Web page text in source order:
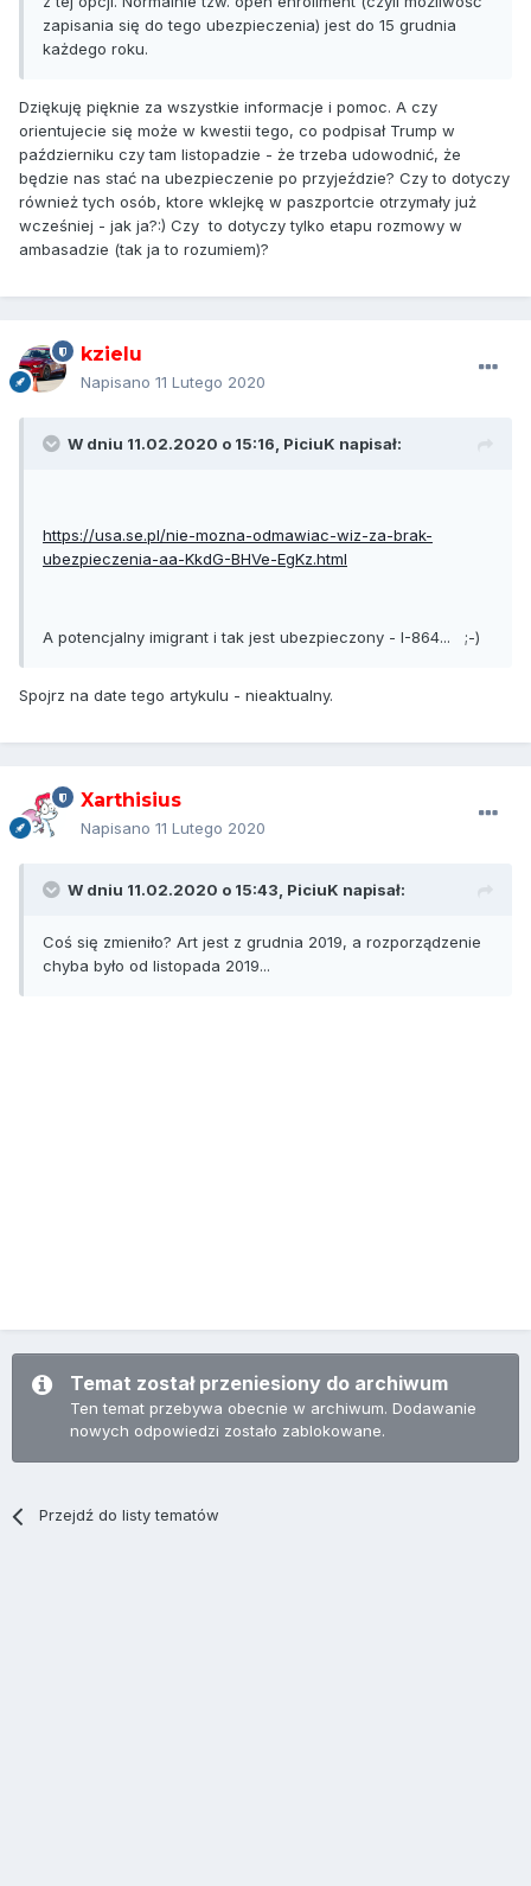
zapisania się do tego ubezpieczenia) jest do 15 grudnia
każdego roku.
Dziękuję pięknie za wszystkie informacje i pomoc. A czy
orientujecie się może w kwestii tego, co podpisał Trump w
październiku czy tam listopadzie - że trzeba udowodnić, że
będzie nas stać na ubezpieczenie po przyjeździe? Czy to dotyczy
również tych osób, ktore wklejkę w paszportcie otrzymały już
wcześniej - jak ja?:) Czy to dotyczy tylko etapu rozmowy w
ambasadzie (tak ja to rozumiem)?
kzielu
Napisano 11 Lutego 2020
W dniu 11.02.2020 o 15:16, PiciuK napisał:
https://usa.se.pl/nie-mozna-odmawiac-wiz-za-brak-
ubezpieczenia-aa-KkdG-BHVe-EgKz.html
A potencjalny imigrant i tak jest ubezpieczony - I-864... ;-)
Spojrz na date tego artykulu - nieaktualny.
Xarthisius
Napisano 11 Lutego 2020
W dniu 11.02.2020 o 15:43, PiciuK napisał:
Coś się zmieniło? Art jest z grudnia 2019, a rozporządzenie
chyba było od listopada 2019...
Temat został przeniesiony do archiwum
Ten temat przebywa obecnie w archiwum. Dodawanie
nowych odpowiedzi zostało zablokowane.
Przejdź do listy tematów